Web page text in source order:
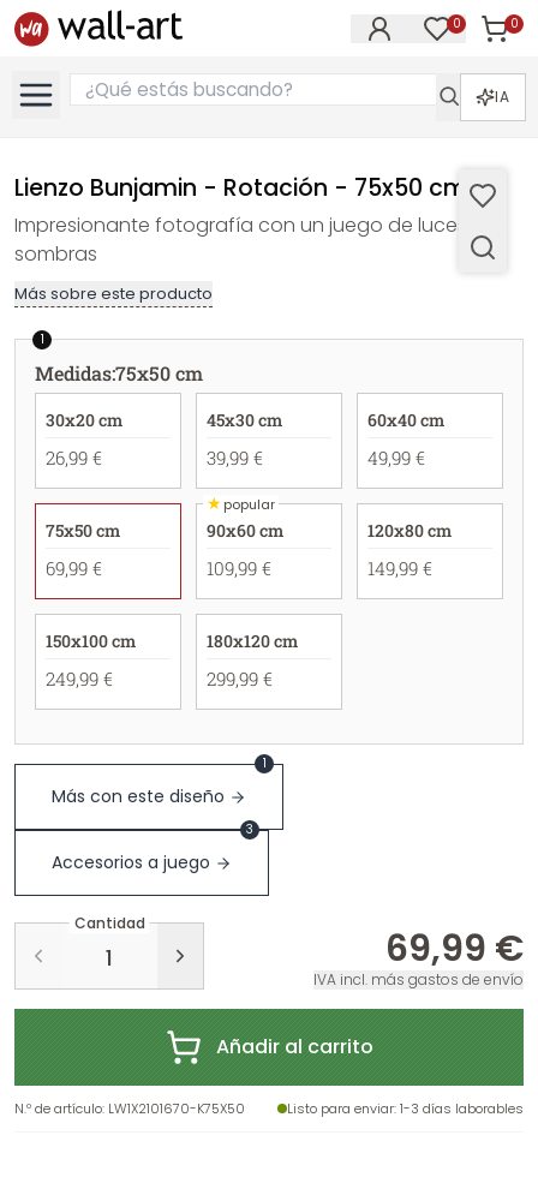
0 0
IA
Lienzo Bunjamin - Rotación - 75x50 cm
Impresionante fotografía con un juego de luces y
sombras
Más sobre este producto
1
Medidas:75x50 cm
30x20 cm
26,99 €
45x30 cm
39,99 €
60x40 cm
49,99 €
75x50 cm
69,99 €
★popular
90x60 cm
109,99 €
120x80 cm
149,99 €
150x100 cm
249,99 €
180x120 cm
299,99 €
Más con este diseño
1
Accesorios a juego
3
Cantidad
69,99 €
IVA incl. más gastos de envío
Añadir al carrito
N.º de artículo: LW1X2101670-K75X50 Listo para enviar: 1-3 días laborables